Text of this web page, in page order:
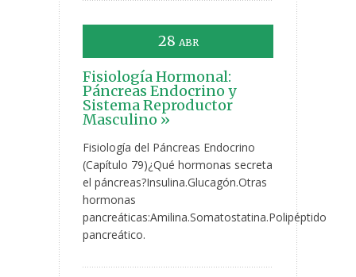
28 ABR
Fisiología Hormonal:
Páncreas Endocrino y
Sistema Reproductor
Masculino »
Fisiología del Páncreas Endocrino
(Capítulo 79)¿Qué hormonas secreta
el páncreas?Insulina.Glucagón.Otras
hormonas
pancreáticas:Amilina.Somatostatina.Polipéptido
pancreático.